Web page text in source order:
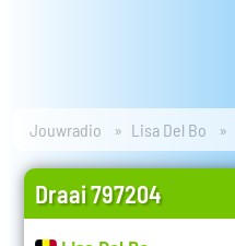
Jouwradio Lisa Del Bo
Draai 797204